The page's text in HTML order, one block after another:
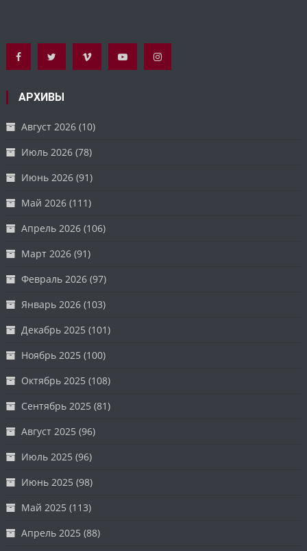
АРХИВЫ
Август 2026 (10)
Июль 2026 (78)
Июнь 2026 (91)
Май 2026 (111)
Апрель 2026 (106)
Март 2026 (91)
Февраль 2026 (97)
Январь 2026 (103)
Декабрь 2025 (101)
Ноябрь 2025 (100)
Октябрь 2025 (108)
Сентябрь 2025 (81)
Август 2025 (96)
Июль 2025 (96)
Июнь 2025 (98)
Май 2025 (113)
Апрель 2025 (88)